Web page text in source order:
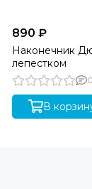
890 ₽
Наконечник
лепестком
0
В